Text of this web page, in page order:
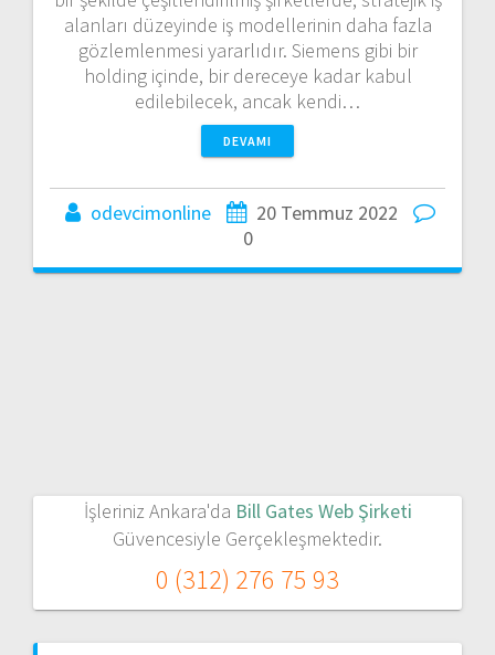
alanları düzeyinde iş modellerinin daha fazla
gözlemlenmesi yararlıdır. Siemens gibi bir
holding içinde, bir dereceye kadar kabul
edilebilecek, ancak kendi…
DEVAMI
odevcimonline
20 Temmuz 2022
0
İşleriniz Ankara'da Bill Gates Web Şirketi
Güvencesiyle Gerçekleşmektedir.
0 (312) 276 75 93